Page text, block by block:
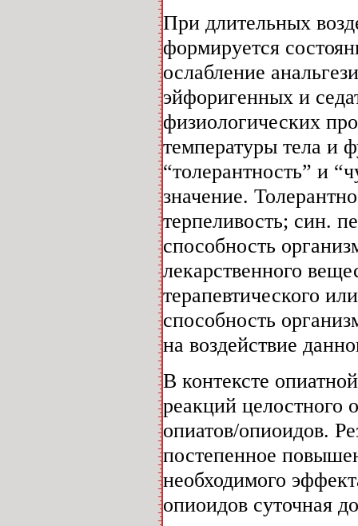
При длительных
формируется
ослабление
эйфоригенных и
физиологических
температуры тела и
“толерантность” и
значение.
терпеливость; син.
способность
лекарственного
терапевтического
способность
на воздействие
В контексте
реакций целостного
опиатов/опиоидов.
постепенное
необходимого
опиоидов суточная